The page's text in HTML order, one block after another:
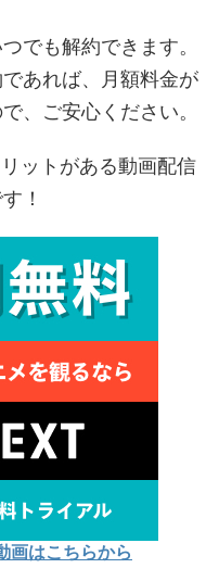
でも解約できます。
あれば、月額料金が
、ご安心ください。
ットがある動画配信
！
画はこちらから